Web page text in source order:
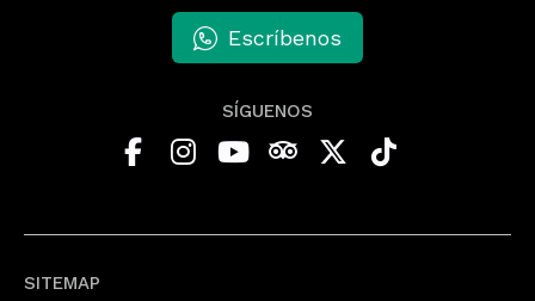
SITEMAP
Escríbenos
SÍGUENOS